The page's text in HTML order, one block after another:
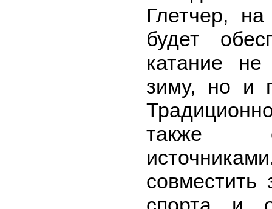
Глетчер,
будет
катание
зиму, но и
также